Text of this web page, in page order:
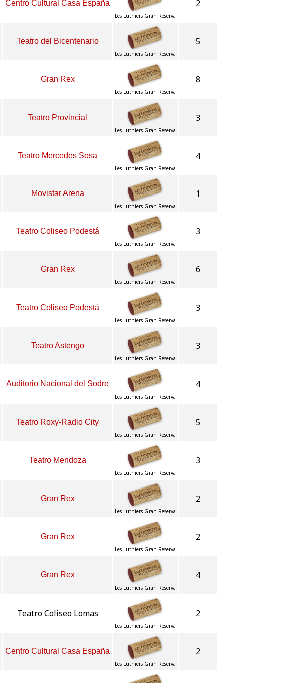
Centro Cultural Casa España
Les Luthiers Gran Reserva
2
Teatro del Bicentenario
Les Luthiers Gran Reserva
5
Gran Rex
Les Luthiers Gran Reserva
8
Teatro Provincial
Les Luthiers Gran Reserva
3
Teatro Mercedes Sosa
Les Luthiers Gran Reserva
4
Movistar Arena
Les Luthiers Gran Reserva
1
Teatro Coliseo Podestá
Les Luthiers Gran Reserva
3
Gran Rex
Les Luthiers Gran Reserva
6
Teatro Coliseo Podestá
Les Luthiers Gran Reserva
3
Teatro Astengo
Les Luthiers Gran Reserva
3
Auditorio Nacional del Sodre
Les Luthiers Gran Reserva
4
Teatro Roxy-Radio City
Les Luthiers Gran Reserva
5
Teatro Mendoza
Les Luthiers Gran Reserva
3
Gran Rex
Les Luthiers Gran Reserva
2
Gran Rex
Les Luthiers Gran Reserva
2
Gran Rex
Les Luthiers Gran Reserva
4
Teatro Coliseo Lomas
Les Luthiers Gran Reserva
2
Centro Cultural Casa España
Les Luthiers Gran Reserva
2